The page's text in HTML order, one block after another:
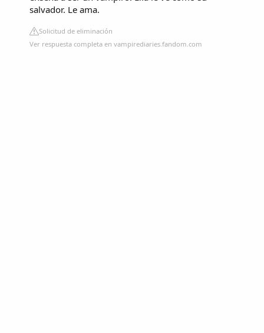
salvador. Le ama.
Solicitud de eliminación
Ver respuesta completa en vampirediaries.fandom.com